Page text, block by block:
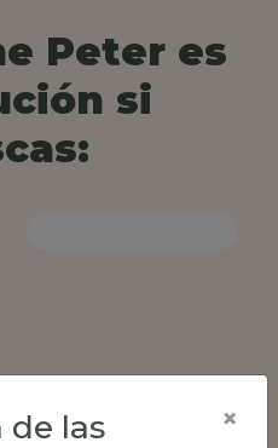
Peter es
si
de las
×